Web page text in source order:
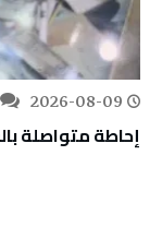
2026-08-09
إحاطة متواصلة